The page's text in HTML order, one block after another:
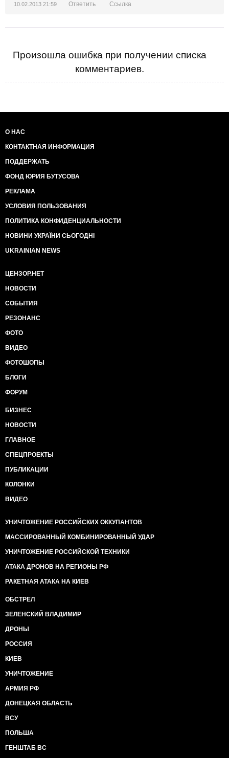
10.02.2013 21:59 Ответить Ссылка
Произошла ошибка при получении списка
комментариев.
О НАС
КОНТАКТНАЯ ИНФОРМАЦИЯ
ПОДДЕРЖАТЬ
ФОНД ЮРИЯ БУТУСОВА
РЕКЛАМА
УСЛОВИЯ ПОЛЬЗОВАНИЯ
ПОЛИТИКА КОНФИДЕНЦИАЛЬНОСТИ
НОВИНИ УКРАЇНИ СЬОГОДНІ
UKRAINIAN NEWS
ЦЕНЗОР.НЕТ
НОВОСТИ
СОБЫТИЯ
РЕЗОНАНС
ФОТО
ВИДЕО
ФОТОШОПЫ
БЛОГИ
ФОРУМ
БИЗНЕС
НОВОСТИ
ГЛАВНОЕ
СПЕЦПРОЕКТЫ
ПУБЛИКАЦИИ
КОЛОНКИ
ВИДЕО
УНИЧТОЖЕНИЕ РОССИЙСКИХ ОККУПАНТОВ
МАССИРОВАННЫЙ КОМБИНИРОВАННЫЙ УДАР
УНИЧТОЖЕНИЕ РОССИЙСКОЙ ТЕХНИКИ
АТАКА ДРОНОВ НА РЕГИОНЫ РФ
РАКЕТНАЯ АТАКА НА КИЕВ
ОБСТРЕЛ
ЗЕЛЕНСКИЙ ВЛАДИМИР
ДРОНЫ
РОССИЯ
КИЕВ
УНИЧТОЖЕНИЕ
АРМИЯ РФ
ДОНЕЦКАЯ ОБЛАСТЬ
ВСУ
ПОЛЬША
ГЕНШТАБ ВС